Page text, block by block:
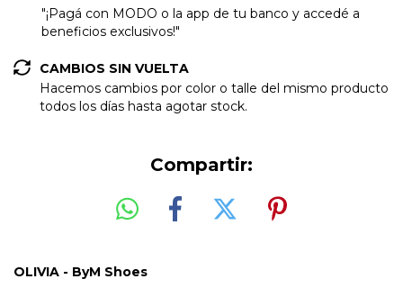
"¡Pagá con MODO o la app de tu banco y accedé a
beneficios exclusivos!"
CAMBIOS SIN VUELTA
Hacemos cambios por color o talle del mismo producto
todos los días hasta agotar stock.
Compartir:
OLIVIA - ByM Shoes